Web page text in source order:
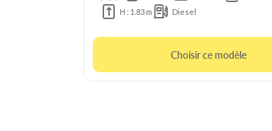
H : 1.83 m
Diesel
Choisir ce modèle